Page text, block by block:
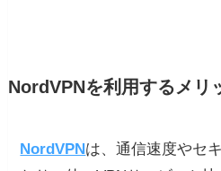
NordVPNを利用するメリ
NordVPN は、通信速度やセ